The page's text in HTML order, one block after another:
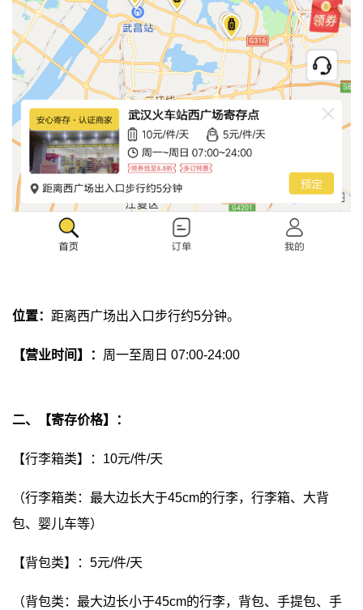
位置： 距离西广场出入口步行约5分钟。
【营业时间】： 周一至周日 07:00-24:00
二、【寄存价格】：
【行李箱类】：10元/件/天
（行李箱类：最大边长大于45cm的行李，行李箱、大背
包、婴儿车等）
【背包类】：5元/件/天
（背包类：最大边长小于45cm的行李，背包、手提包、手